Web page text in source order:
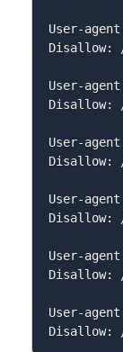
User-
Disallow:
User-
Disallow:
User-
Disallow:
User-
Disallow:
User-
Disallow:
User-
Disallow: